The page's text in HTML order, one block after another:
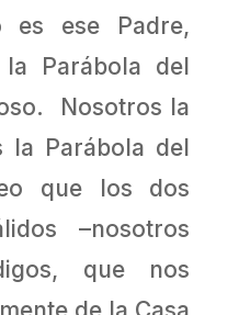
es ese Padre,
Parábola del
Nosotros la
la Parábola del
que los dos
–nosotros
que nos